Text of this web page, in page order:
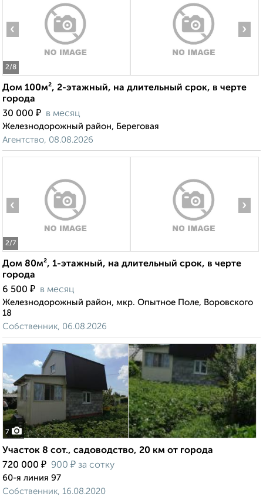
2/8
‹ ›
Дом 100м², 2-этажный, на длительный срок, в черте
города
30 000 ₽ в месяц
Железнодорожный район, Береговая
Агентство, 08.08.2026
2/7
‹ ›
Дом 80м², 1-этажный, на длительный срок, в черте
города
6 500 ₽ в месяц
Железнодорожный район, мкр. Опытное Поле, Воровского
18
Собственник, 06.08.2026
7
Участок 8 сот., садоводство, 20 км от города
720 000 ₽ 900 ₽ за сотку
60-я линия 97
Собственник, 16.08.2020